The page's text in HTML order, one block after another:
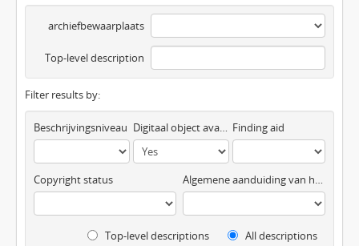
archiefbewaarplaats
Top-level description
Filter results by:
Beschrijvingsniveau Digitaal object available Finding aid
Copyright status Algemene aanduiding van het materiaal
Top-level descriptions All descriptions